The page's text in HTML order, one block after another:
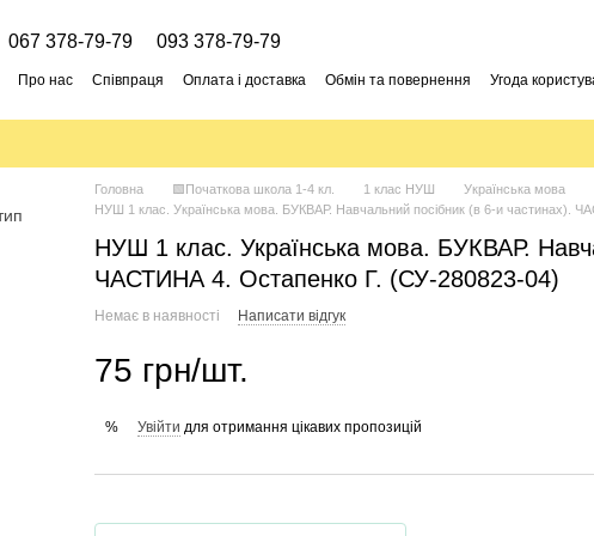
067 378-79-79 093 378-79-79
Про нас Співпраця Оплата і доставка Обмін та повернення Угода
Головна 🟩Початкова школа 1-4 кл. 1 клас НУШ
Українська мова
НУШ 1 клас. Українська мова. БУКВАР. Навчальний посібник (в 6-и частинах).
НУШ 1 клас. Українська мова. БУКВАР.
ЧАСТИНА 4. Остапенко Г. (СУ-280823-04)
Немає в наявності Написати відгук
75 грн/шт.
% Увійти для отримання цікавих пропозицій